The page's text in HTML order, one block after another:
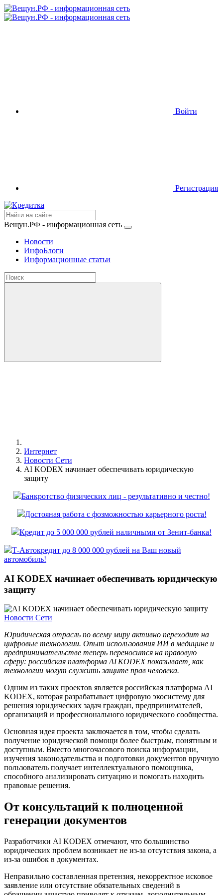
Войти
Регистрация
Вещун.РФ - информационная сеть
Новости
ИнфоБлоги
Информационные статьи
Интернет
Новости Сети
AI KODEX начинает обеспечивать юридическую
защиту
Банкротство физических лиц - результативно и честно!
Достояная работа с фозможностью карьерного роста!
Кредит до 5 000 000 рублей наличными от Зенит-банка!
Т-Автокредит до 8 000 000 рублей на Ваш новый
автомобиль!
AI KODEX начинает обеспечивать юридическую
защиту
Новости Сети
Юридическая отрасль по всему миру активно переходит на
цифровые технологии. Опыт использования ИИ в медицине и
предпринимательстве теперь переносится на правовую
сферу: российская платформа AI KODEX показывает, как
технологии могут служить защите прав человека.
Одним из таких проектов является российская платформа AI
KODEX, которая разрабатывает цифровую экосистему для
решения юридических задач граждан, предпринимателей,
организаций и профессионального юридического сообщества.
Основная идея проекта заключается в том, чтобы сделать
получение юридической помощи более быстрым, понятным и
доступным. Вместо многочасового поиска информации,
изучения законодательства и подготовки документов вручную
пользователь получает интеллектуального помощника,
способного анализировать ситуацию и помогать находить
правовые решения.
От консультаций к полноценной
генерации документов
Разработчики AI KODEX отмечают, что большинство
юридических проблем возникает не из-за отсутствия закона, а
из-за ошибок в документах.
Неправильно составленная претензия, некорректное исковое
заявление или отсутствие обязательных сведений в